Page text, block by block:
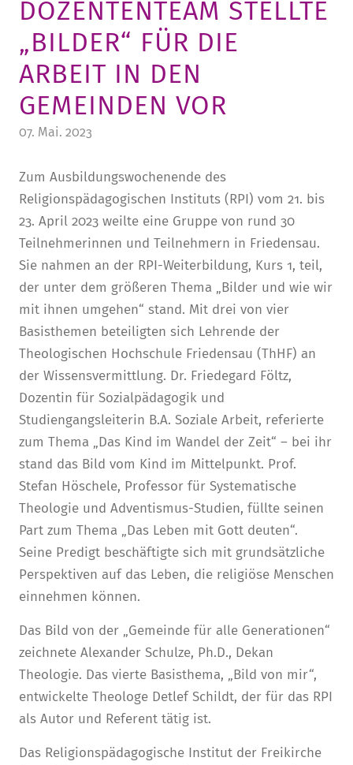
STUDIERENDENPORTAL
KITA
REGION UND FREIZEIT
ALUMNI
PRESSE­INFORMATIONEN
BLOG
MEDIATHEK
KARRIERE
DOZENTENTEAM STELLTE
„BILDER“ FÜR DIE
ARBEIT IN DEN
GEMEINDEN VOR
07. Mai. 2023
Zum Ausbildungswochenende des
Religionspädagogischen Instituts (RPI) vom 21. bis
23. April 2023 weilte eine Gruppe von rund 30
Teilnehmerinnen und Teilnehmern in Friedensau.
Sie nahmen an der RPI-Weiterbildung, Kurs 1, teil,
der unter dem größeren Thema „Bilder und wie wir
mit ihnen umgehen“ stand. Mit drei von vier
Basisthemen beteiligten sich Lehrende der
Theologischen Hochschule Friedensau (ThHF) an
der Wissensvermittlung. Dr. Friedegard Föltz,
Dozentin für Sozialpädagogik und
Studiengangsleiterin B.A. Soziale Arbeit, referierte
zum Thema „Das Kind im Wandel der Zeit“ – bei ihr
stand das Bild vom Kind im Mittelpunkt. Prof.
Stefan Höschele, Professor für Systematische
Theologie und Adventismus-Studien, füllte seinen
Part zum Thema „Das Leben mit Gott deuten“.
Seine Predigt beschäftigte sich mit grundsätzliche
Perspektiven auf das Leben, die religiöse Menschen
einnehmen können.
Das Bild von der „Gemeinde für alle Generationen“
zeichnete Alexander Schulze, Ph.D., Dekan
Theologie. Das vierte Basisthema, „Bild von mir“,
entwickelte Theologe Detlef Schildt, der für das RPI
als Autor und Referent tätig ist.
Das Religionspädagogische Institut der Freikirche